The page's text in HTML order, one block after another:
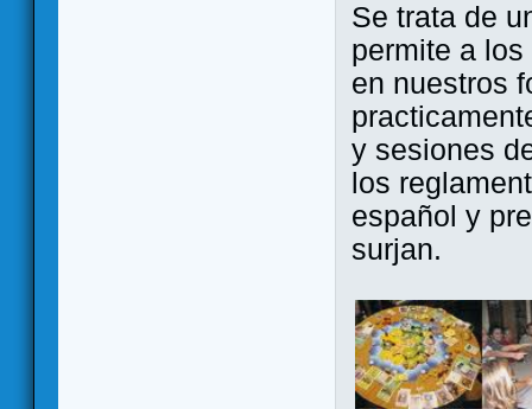
Se trata de
permite a
en nuestros
y sesiones
los
español y
surjan.